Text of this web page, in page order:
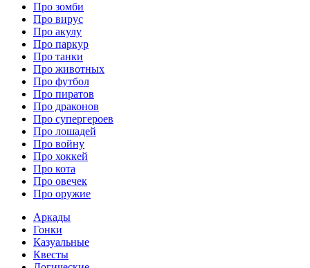
Про зомби
Про вирус
Про акулу
Про паркур
Про танки
Про животных
Про футбол
Про пиратов
Про драконов
Про супергероев
Про лошадей
Про войну
Про хоккей
Про кота
Про овечек
Про оружие
Аркады
Гонки
Казуальные
Квесты